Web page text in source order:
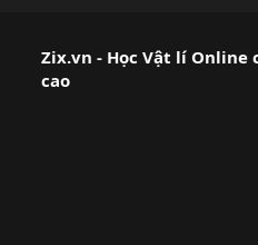
Zix.vn - Học Vật lí Online
cao